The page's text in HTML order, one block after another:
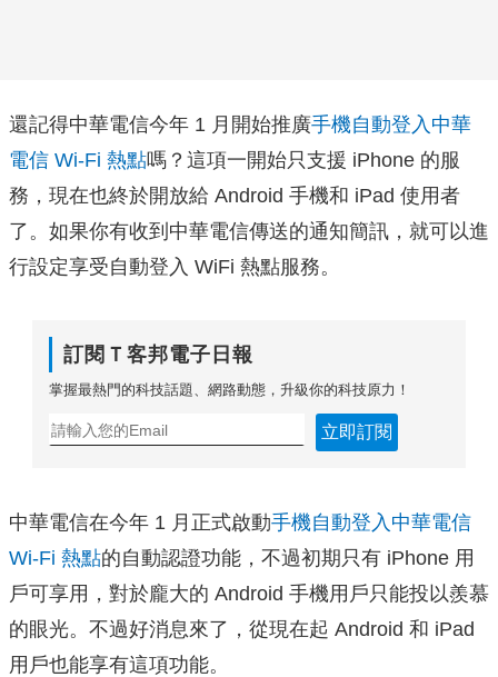
還記得中華電信今年 1 月開始推廣手機自動登入中華
電信 Wi-Fi 熱點嗎？這項一開始只支援 iPhone 的服
務，現在也終於開放給 Android 手機和 iPad 使用者
了。如果你有收到中華電信傳送的通知簡訊，就可以進
行設定享受自動登入 WiFi 熱點服務。
訂閱Ｔ客邦電子日報
掌握最熱門的科技話題、網路動態，升級你的科技原力！
立即訂閱
中華電信在今年 1 月正式啟動手機自動登入中華電信
Wi-Fi 熱點的自動認證功能，不過初期只有 iPhone 用
戶可享用，對於龐大的 Android 手機用戶只能投以羨慕
的眼光。不過好消息來了，從現在起 Android 和 iPad
用戶也能享有這項功能。